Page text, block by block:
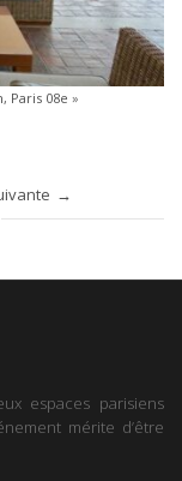
Paris 08e »
espaces parisiens
mérite d’être